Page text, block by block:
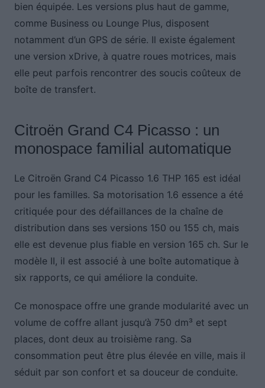
bien équipée. Les versions plus haut de gamme,
comme Business ou Lounge Plus, disposent
notamment d’un GPS de série. Il existe également
une version xDrive, à quatre roues motrices, mais
elle peut parfois rencontrer des soucis coûteux de
boîte de transfert.
Citroën Grand C4 Picasso : un
monospace familial automatique
Le Citroën Grand C4 Picasso 1.6 THP 165 est idéal
pour les familles. Sa motorisation 1.6 essence a été
critiquée pour des défaillances de la chaîne de
distribution dans ses versions 150 ou 155 ch, mais
elle est devenue plus fiable en version 165 ch. Sur le
modèle II, il est associé à une boîte automatique à
six rapports, ce qui améliore la conduite.
Ce monospace offre une grande modularité avec un
volume de coffre allant jusqu’à 750 dm³ et sept
places, dont deux au troisième rang. Sa
consommation peut être plus élevée en ville, mais il
séduit par son confort et sa douceur de conduite.